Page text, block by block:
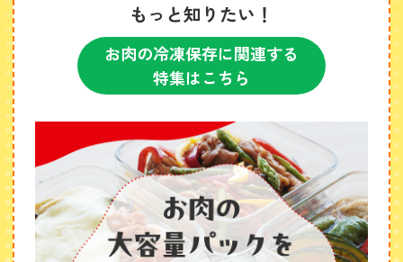
もっと知りたい！
お肉の冷凍保存に関連する
特集はこちら